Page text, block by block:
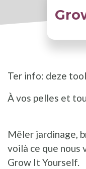
Ter info: deze
À vos pelles et
Mêler jardinage,
voilà ce que nous
Grow It Yourself.